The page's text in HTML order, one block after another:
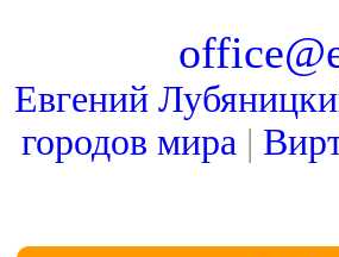
Евгений
городов мира |